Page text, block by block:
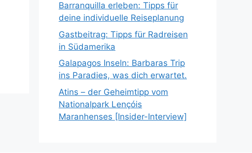
Barranquilla erleben: Tipps für
deine individuelle Reiseplanung
Gastbeitrag: Tipps für Radreisen
in Südamerika
Galapagos Inseln: Barbaras Trip
ins Paradies, was dich erwartet.
Atins – der Geheimtipp vom
Nationalpark Lençóis
Maranhenses [Insider-Interview]